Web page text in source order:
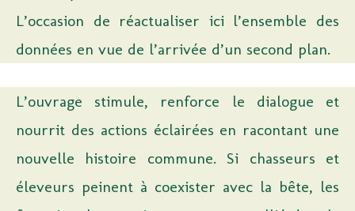
L’occasion de réactualiser ici l’ensemble des
données en vue de l’arrivée d’un second plan.
L’ouvrage stimule, renforce le dialogue et
nourrit des actions éclairées en racontant une
nouvelle histoire commune. Si chasseurs et
éleveurs peinent à coexister avec la bête, les